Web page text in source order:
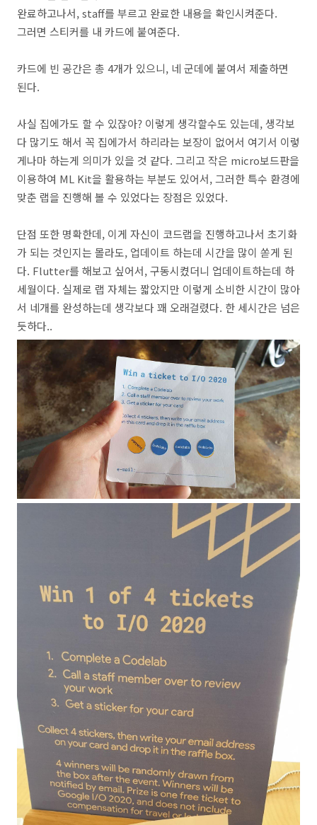
완료하고나서, staff를 부르고 완료한 내용을 확인시켜준다.
그러면 스티커를 내 카드에 붙여준다.
카드에 빈 공간은 총 4개가 있으니, 네 군데에 붙여서 제출하면
된다.
사실 집에가도 할 수 있잖아? 이렇게 생각할수도 있는데, 생각보
다 많기도 해서 꼭 집에가서 하리라는 보장이 없어서 여기서 이렇
게나마 하는게 의미가 있을 것 같다. 그리고 작은 micro보드판을
이용하여 ML Kit을 활용하는 부분도 있어서, 그러한 특수 환경에
맞춘 랩을 진행해 볼 수 있었다는 장점은 있었다.
단점 또한 명확한데, 이게 자신이 코드랩을 진행하고나서 초기화
가 되는 것인지는 몰라도, 업데이트 하는데 시간을 많이 쏟게 된
다. Flutter를 해보고 싶어서, 구동시켰더니 업데이트하는데 하
세월이다. 실제로 랩 자체는 짧았지만 이렇게 소비한 시간이 많아
서 네개를 완성하는데 생각보다 꽤 오래걸렸다. 한 세시간은 넘은
듯하다..